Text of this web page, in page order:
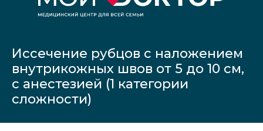
Иссечение рубцов с наложением
внутрикожных швов от 5 до 10 см,
с анестезией (1 категории
сложности)